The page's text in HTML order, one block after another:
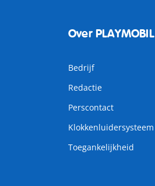
Over PLAYMOBIL
Bedrijf
Redactie
Perscontact
Klokkenluidersysteem
Toegankelijkheid